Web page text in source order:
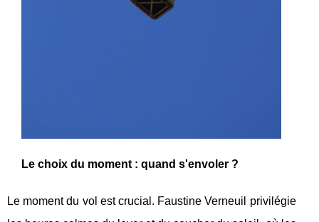
Le choix du moment : quand s'envoler ?
Le moment du vol est crucial. Faustine Verneuil privilégie